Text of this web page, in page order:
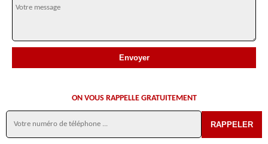
ON VOUS RAPPELLE GRATUITEMENT